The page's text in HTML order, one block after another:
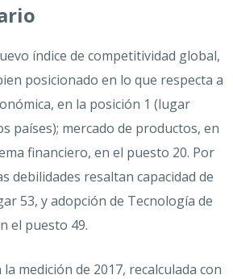
índice de competitividad global,
posicionado en lo que respecta a
en la posición 1 (lugar
países); mercado de productos, en
financiero, en el puesto 20. Por
debilidades resaltan capacidad de
53, y adopción de Tecnología de
el puesto 49.
medición de 2017, recalculada con